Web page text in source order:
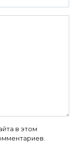
в этом